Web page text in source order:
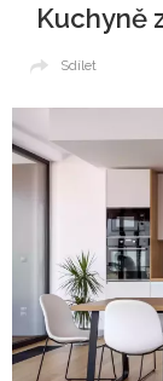
Sdílet